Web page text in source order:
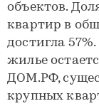
объектов.
квартир в
достигла
жилье
ДОМ.РФ,
крупных